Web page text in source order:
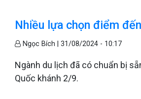
Nhiều lựa chọn điểm
Ngọc Bích |31/08/2024 - 10:17
Ngành du lịch đã có chuẩn bị
Quốc khánh 2/9.